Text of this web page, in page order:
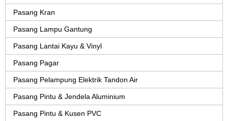
Pasang Kran
Pasang Lampu Gantung
Pasang Lantai Kayu & Vinyl
Pasang Pagar
Pasang Pelampung Elektrik Tandon Air
Pasang Pintu & Jendela Aluminium
Pasang Pintu & Kusen PVC